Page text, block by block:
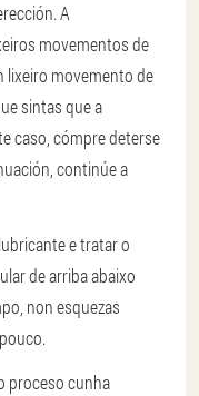
A
movementos de
lixeiro movemento de
sintas que a
caso, cómpre deterse
continúe a
e tratar o
de arriba abaixo
non esquezas
proceso cunha